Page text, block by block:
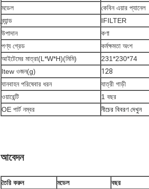
মডেল
কেবিন এয়ার প্যানেল
ব্র্যান্ড
IFILTER
উপাদান
কণা
পণ্য গ্রেড
কর্মক্ষমতা অংশ
আইটেমের মাত্রা(L*W*H)(মিমি)
231*230*74
Itew ওজন(g)
128
যানবাহন পরিষেবার ধরন
যাত্রী গাড়ী
ওয়ারেন্টি
1 বছর
OE পার্ট নম্বর
নীচের বিবরণ দেখুন
আবেদন
তৈরি করুন মডেল বছর